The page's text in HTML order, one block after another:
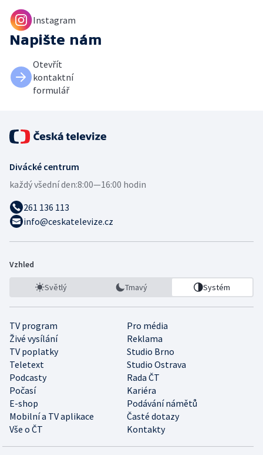
Instagram
Napište nám
Otevřít
kontaktní
formulář
Divácké centrum
každý všední den:8:00—16:00 hodin
261 136 113
info@ceskatelevize.cz
Vzhled
Světlý Tmavý Systém
TV program
Pro média
Živé vysílání
Reklama
TV poplatky
Studio Brno
Teletext
Studio Ostrava
Podcasty
Rada ČT
Počasí
Kariéra
E-shop
Podávání námětů
Mobilní a TV aplikace
Časté dotazy
Vše o ČT
Kontakty